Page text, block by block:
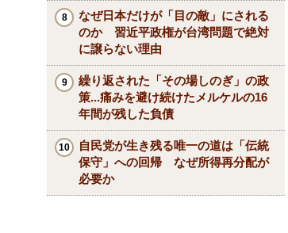
なぜ日本だけが「目の敵」にされる
のか 習近平政権が台湾問題で絶対
に譲らない理由
繰り返された「その場しのぎ」の政
策...痛みを避け続けたメルケルの16
年間が残した負債
自民党が生き残る唯一の道は「伝統
保守」への回帰 なぜ所得再分配が
必要か